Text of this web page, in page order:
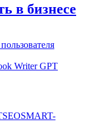
в бизнесе
пользователя
Writer GPT
SEOSMART-